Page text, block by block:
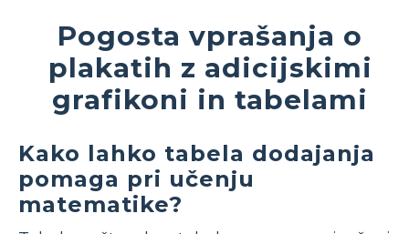
Pogosta vprašanja o
plakatih z adicijskimi
grafikoni in tabelami
Kako lahko tabela dodajanja
pomaga pri učenju
matematike?